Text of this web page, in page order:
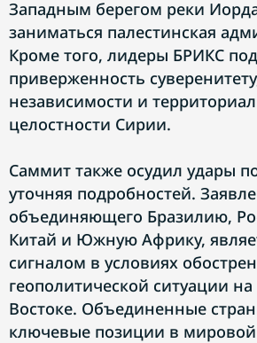
Западным берегом реки
заниматься палестинская
Кроме того, лидеры БРИКС
приверженность
независимости и
целостности Сирии.
Саммит также осудил удары
уточняя подробностей.
объединяющего Бразилию,
Китай и Южную Африку,
сигналом в условиях
геополитической ситуации
Востоке. Объединенные
ключевые позиции в